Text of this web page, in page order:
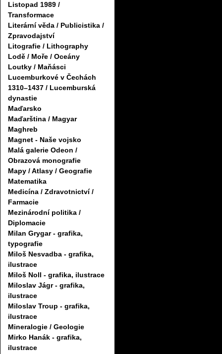
Listopad 1989 /
Transformace
Literární věda / Publicistika /
Zpravodajství
Litografie / Lithography
Lodě / Moře / Oceány
Loutky / Maňásci
Lucemburkové v Čechách
1310–1437 / Lucemburská
dynastie
Maďarsko
Maďarština / Magyar
Maghreb
Magnet - Naše vojsko
Malá galerie Odeon /
Obrazová monografie
Mapy / Atlasy / Geografie
Matematika
Medicína / Zdravotnictví /
Farmacie
Mezinárodní politika /
Diplomacie
Milan Grygar - grafika,
typografie
Miloš Nesvadba - grafika,
ilustrace
Miloš Noll - grafika, ilustrace
Miloslav Jágr - grafika,
ilustrace
Miloslav Troup - grafika,
ilustrace
Mineralogie / Geologie
Mirko Hanák - grafika,
ilustrace